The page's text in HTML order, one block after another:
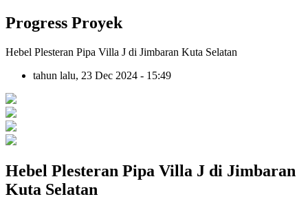
Progress Proyek
Hebel Plesteran Pipa Villa J di Jimbaran Kuta Selatan
tahun lalu, 23 Dec 2024 - 15:49
Hebel Plesteran Pipa Villa J di Jimbaran
Kuta Selatan